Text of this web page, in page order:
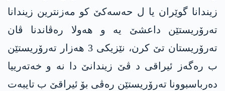
زیندانا گوێران یا ل حه‌سه‌كێ كو مه‌زنترین زیندانا
ته‌رۆریستێن داعشێ یه‌ و هه‌ولا ره‌ڤاندنا ڤان
ته‌رۆریستان تێ كرن، نێزیكی 3 هه‌زار ته‌رۆریستێن
ب ره‌گه‌ز ئیراقی د ڤێ زیندانێ دا نه‌ و خه‌ته‌رییا
ده‌رباسبوونا ته‌رۆریستێن ره‌ڤی بۆ ئیراقێ ب تایبه‌ت